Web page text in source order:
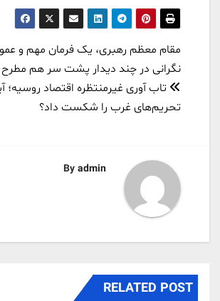
راهبری
نوشته
مقام معظم رهبری، یک فرمان مهم و
نگرانی در چند دیدار پشت سر هم مطرح
تاب آوری غیرمنتظره اقتصاد روسیه؛
تحریم‌های غرب را شکست داد؟
By admin
RELATED POST